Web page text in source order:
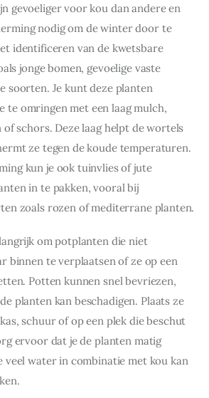
gevoeliger voor kou dan andere en
nodig om de winter door te
identificeren van de kwetsbare
jonge bomen, gevoelige vaste
soorten. Je kunt deze planten
te omringen met een laag mulch,
schors. Deze laag helpt de wortels
ze tegen de koude temperaturen.
kun je ook tuinvlies of jute
in te pakken, vooral bij
zoals rozen of mediterrane planten.
om potplanten die niet
binnen te verplaatsen of ze op een
Potten kunnen snel bevriezen,
planten kan beschadigen. Plaats ze
schuur of op een plek die beschut
ervoor dat je de planten matig
veel water in combinatie met kou kan